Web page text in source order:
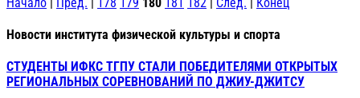
Новости института физической культуры и спорта
СТУДЕНТЫ ИФКС ТГПУ СТАЛИ ПОБЕДИТЕЛЯМИ ОТКРЫТЫХ
РЕГИОНАЛЬНЫХ СОРЕВНОВАНИЙ ПО ДЖИУ-ДЖИТСУ